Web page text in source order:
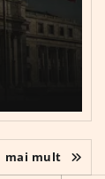
mai mult